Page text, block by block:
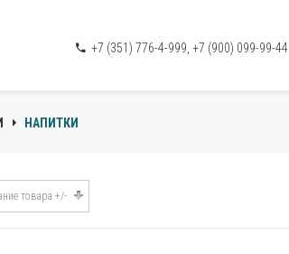
+7 (351) 776-4-999 +7 (900) 099-99-44
НАПИТКИ
товара +/-